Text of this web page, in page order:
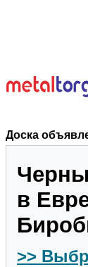
Доска
в
>>